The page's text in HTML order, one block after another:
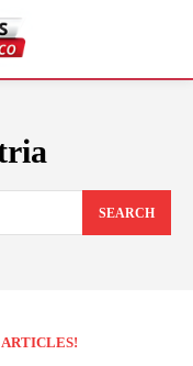
SEARCH